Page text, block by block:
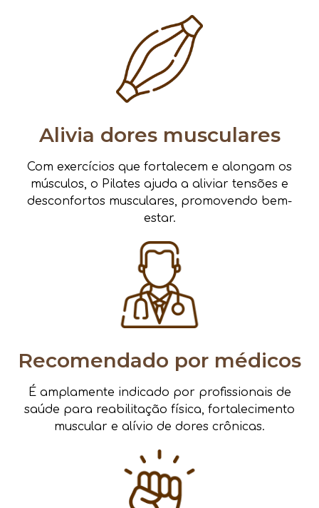
Alivia dores musculares
Com exercícios que fortalecem e alongam os
músculos, o Pilates ajuda a aliviar tensões e
desconfortos musculares, promovendo bem-
estar.
Recomendado por médicos
É amplamente indicado por profissionais de
saúde para reabilitação física, fortalecimento
muscular e alívio de dores crônicas.